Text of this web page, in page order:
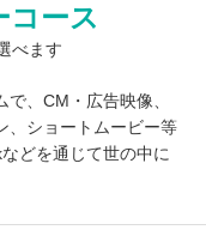
ており、自習室も開
リ」を活用した学び
安がある生徒でも、
ます。
総合型選抜の対策
コース
べます
、CM・広告映像、
、ショートムービー等
どを通じて世の中に